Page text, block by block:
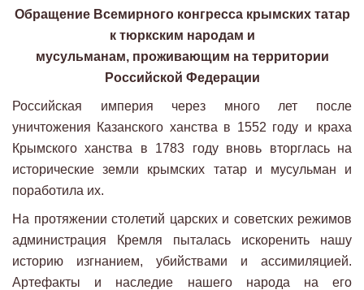
Обращение Всемирного конгресса крымских татар
к тюркским народам и
мусульманам, проживающим на территории
Российской Федерации
Российская империя через много лет после
уничтожения Казанского ханства в 1552 году и краха
Крымского ханства в 1783 году вновь вторглась на
исторические земли крымских татар и мусульман и
поработила их.
На протяжении столетий царских и советских режимов
администрация Кремля пыталась искоренить нашу
историю изгнанием, убийствами и ассимиляцией.
Артефакты и наследие нашего народа на его